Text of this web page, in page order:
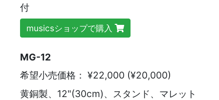
付
musicsショップで購入
MG-12
希望小売価格： ¥22,000 (¥20,000)
黄銅製、12"(30cm)、スタンド、マレット